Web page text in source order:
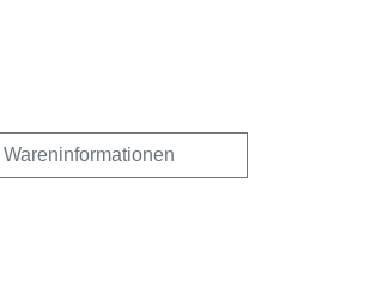
Wareninformationen